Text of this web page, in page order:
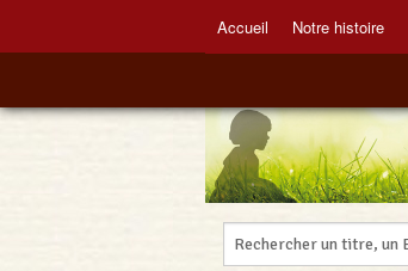
Accueil Notre histoire